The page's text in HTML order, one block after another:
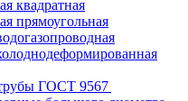
квадратная
прямоугольная
ГОСТ 9567